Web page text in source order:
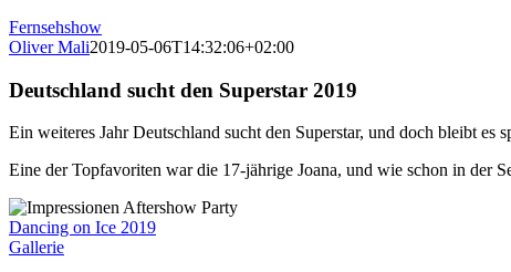
Fernsehshow
Oliver Mali2019-05-06T14:32:06+02:00
Deutschland sucht den Superstar 2019
Ein weiteres Jahr Deutschland sucht den Superstar, und doch bleibt es
Eine der Topfavoriten war die 17-jährige Joana, und wie schon in der
Dancing on Ice 2019
Gallerie